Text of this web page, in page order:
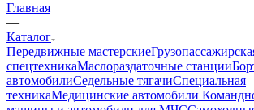
Главная
—
Каталог
Передвижные мастерские
спецтехникаМаслораздаточные станции
автомобилиСедельные тягачиСпециальная
техникаМедицинские автомобили